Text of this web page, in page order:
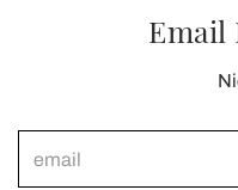
Email